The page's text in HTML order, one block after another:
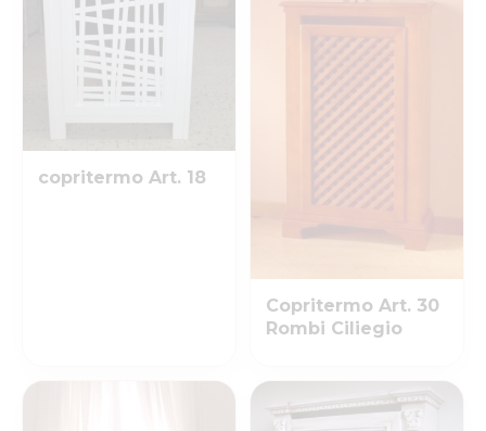
copritermo Art. 18
Copritermo Art. 30
Rombi Ciliegio